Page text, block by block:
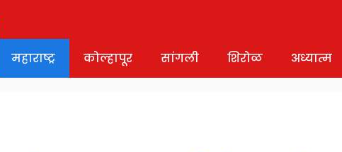
महाराष्ट्र कोल्हापूर सांगली शिरोळ अध्यात्म